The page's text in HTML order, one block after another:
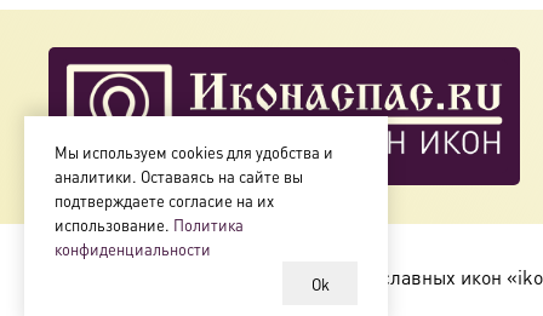
Магазин православных икон
Мы используем cookies для удобства и
аналитики. Оставаясь на сайте вы
подтверждаете согласие на их
использование. Политика
конфиденциальности
Ok